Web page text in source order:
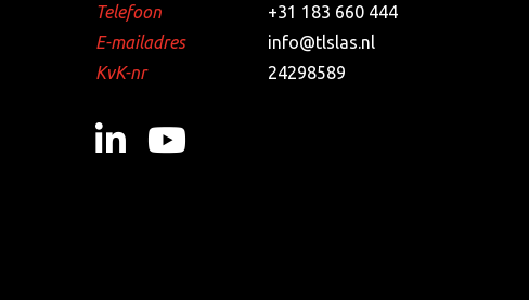
Telefoon
+31 183 660 444
E-mailadres
info@tlslas.nl
KvK-nr
24298589